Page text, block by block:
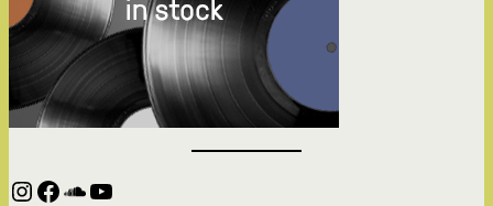
Instagram
Facebook
SoundCloud
YouTube